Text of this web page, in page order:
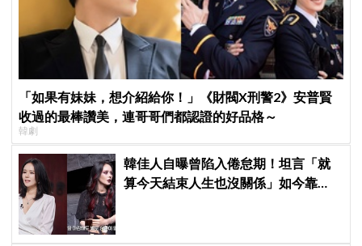
「如果有妹妹，想介紹給你！」《財閥X刑警2》安普賢
收過的最棒讚美，連哥哥們都認證的好品格～
韓劇
韓佳人自曝曾陷入倦怠期！坦言「就
算今天結束人生也沒關係」如今靠